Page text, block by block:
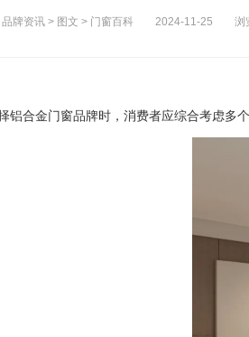
品牌资讯 > 图文 > 门窗百科 2024-11-25 浏览
铝合金门窗品牌时，消费者应综合考虑多